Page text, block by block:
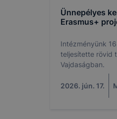
Ünnepélyes
Erasmus+
Intézményünk
teljesítette rövid
Vajdaságban.
2026. jún. 17.